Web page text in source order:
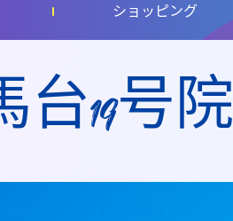
ショッピング
19号院